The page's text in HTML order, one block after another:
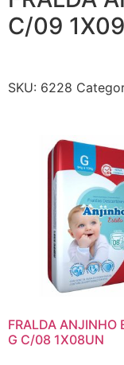
C/09
SKU: 6228
FRALDA ANJINHO
G C/08 1X08UN